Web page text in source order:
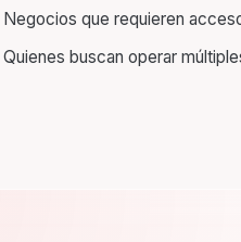
Negocios que requieren
Quienes buscan operar